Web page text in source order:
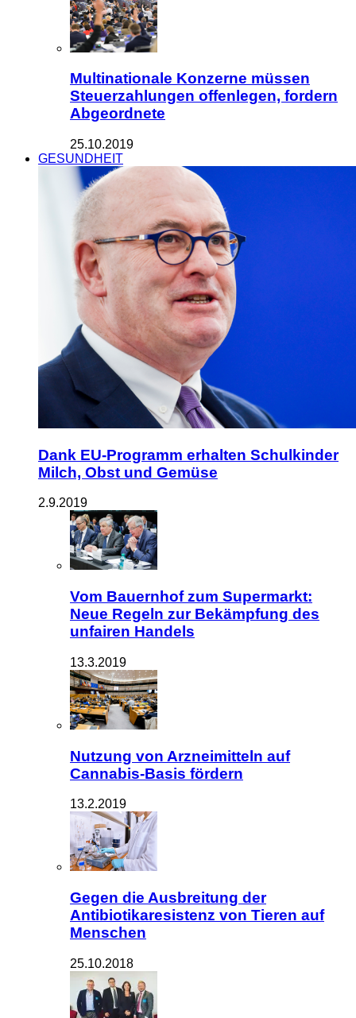
Multinationale Konzerne müssen
Steuerzahlungen offenlegen, fordern
Abgeordnete
25.10.2019
GESUNDHEIT
Dank EU-Programm erhalten Schulkinder
Milch, Obst und Gemüse
2.9.2019
Vom Bauernhof zum Supermarkt:
Neue Regeln zur Bekämpfung des
unfairen Handels
13.3.2019
Nutzung von Arzneimitteln auf
Cannabis-Basis fördern
13.2.2019
Gegen die Ausbreitung der
Antibiotikaresistenz von Tieren auf
Menschen
25.10.2018